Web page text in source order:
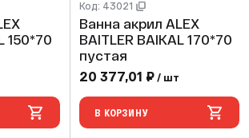
Код: 43021
Ванна акрил ALEX
BAITLER BAIKAL 170*70
пустая
20 377,01 ₽ / шт
В КОРЗИНУ